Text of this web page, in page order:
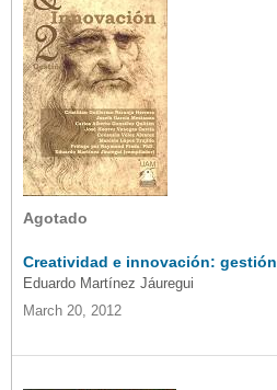
Agotado
Creatividad e innovación: gestión
Eduardo Martínez Jáuregui
March 20, 2012